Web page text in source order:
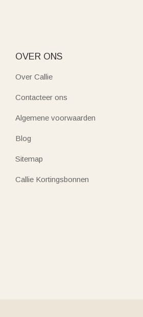
OVER ONS
Over Callie
Contacteer ons
Algemene voorwaarden
Blog
Sitemap
Callie Kortingsbonnen